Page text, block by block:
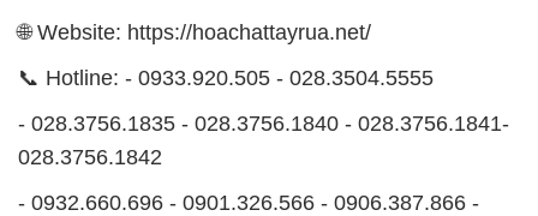
🌐 Website: https://hoachattayrua.net/
📞 Hotline: - 0933.920.505 - 028.3504.5555
- 028.3756.1835 - 028.3756.1840 - 028.3756.1841-
028.3756.1842
- 0932.660.696 - 0901.326.566 - 0906.387.866 -